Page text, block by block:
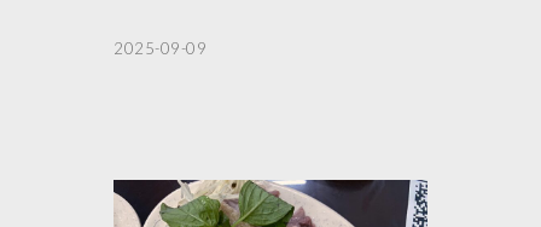
2025-09-09